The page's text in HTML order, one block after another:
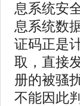
息系统安
息系统数
证码正是
取，直接
册的被骚
不能因此